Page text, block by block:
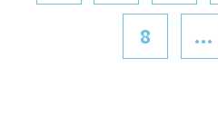
8 ...